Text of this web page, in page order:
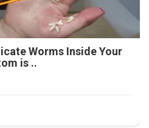
Worms Inside Your
is ..